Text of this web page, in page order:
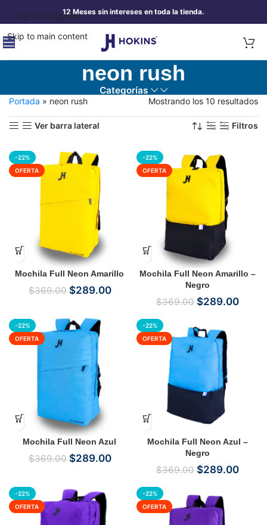
Skip to navigation
Skip to main content
12 Meses sin intereses en toda la tienda.
neon rush
Categorías
Portada » neon rush Mostrando los 10 resultados
Ver barra lateral Filtros
-22%
OFERTA
Mochila Full Neon Amarillo
$369.00 $289.00
-22%
OFERTA
Mochila Full Neon Amarillo –
Negro
$369.00 $289.00
-22%
OFERTA
Mochila Full Neon Azul
$369.00 $289.00
-22%
OFERTA
Mochila Full Neon Azul –
Negro
$369.00 $289.00
-22%
OFERTA
-22%
OFERTA